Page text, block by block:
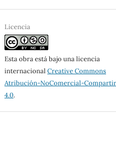
Licencia
Esta obra está bajo una licencia
internacionalCreative Commons
Atribución-NoComercial-
4.0.